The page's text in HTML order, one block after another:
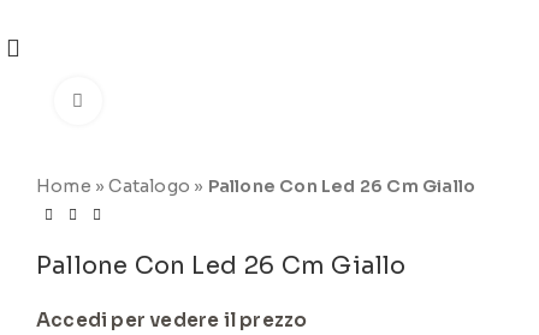
Home »Catalogo » Pallone Con Led 26 Cm Giallo
Pallone Con Led 26 Cm Giallo
Accedi per vedere il prezzo